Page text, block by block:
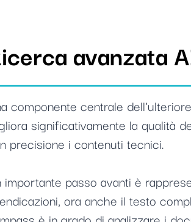
avanzata
componente centrale
significativamente la qualità
precisione i contenuti tecnici.
importante passo avanti è
ora anche il testo